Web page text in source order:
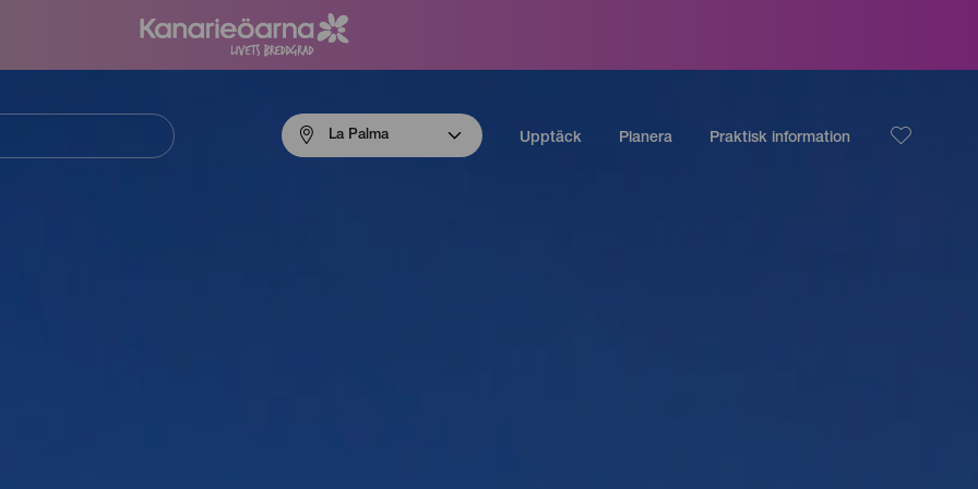
La Palma Upptäck Planera Praktisk information